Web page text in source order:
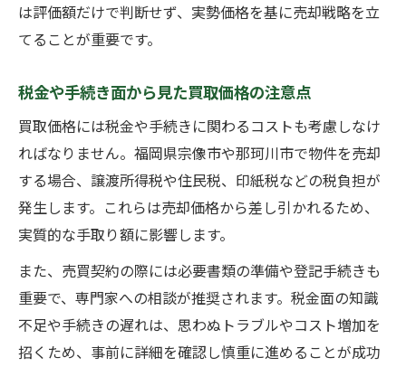
は評価額だけで判断せず、実勢価格を基に売却戦略を立
てることが重要です。
税金や手続き面から見た買取価格の注意点
買取価格には税金や手続きに関わるコストも考慮しなけ
ればなりません。福岡県宗像市や那珂川市で物件を売却
する場合、譲渡所得税や住民税、印紙税などの税負担が
発生します。これらは売却価格から差し引かれるため、
実質的な手取り額に影響します。
また、売買契約の際には必要書類の準備や登記手続きも
重要で、専門家への相談が推奨されます。税金面の知識
不足や手続きの遅れは、思わぬトラブルやコスト増加を
招くため、事前に詳細を確認し慎重に進めることが成功